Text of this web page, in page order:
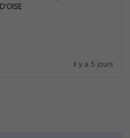
il y a 5 jours